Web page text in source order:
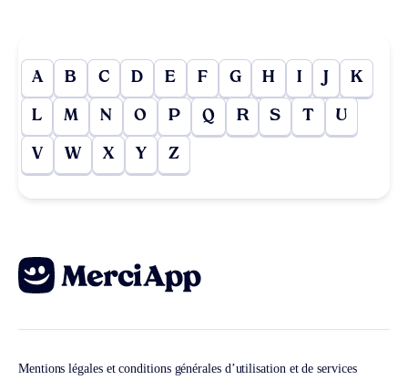
A B C D E F G H I J K
L M N O P Q R S T U
V W X Y Z
Mentions légales et conditions générales d’utilisation et de services